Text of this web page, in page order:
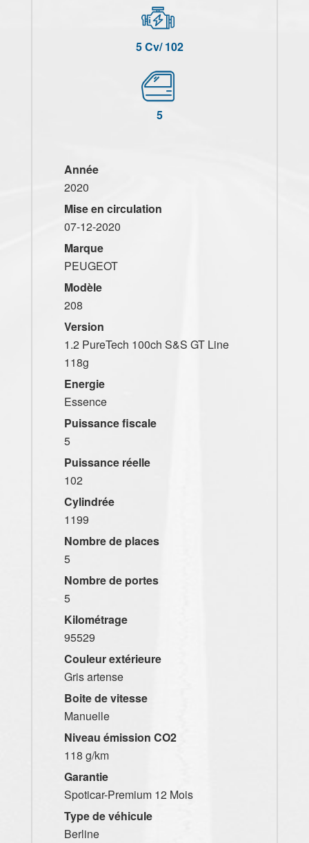
5 Cv/ 102
5
Année
2020
Mise en circulation
07-12-2020
Marque
PEUGEOT
Modèle
208
Version
1.2 PureTech 100ch S&S GT Line
118g
Energie
Essence
Puissance fiscale
5
Puissance réelle
102
Cylindrée
1199
Nombre de places
5
Nombre de portes
5
Kilométrage
95529
Couleur extérieure
Gris artense
Boite de vitesse
Manuelle
Niveau émission CO2
118 g/km
Garantie
Spoticar-Premium 12 Mois
Type de véhicule
Berline